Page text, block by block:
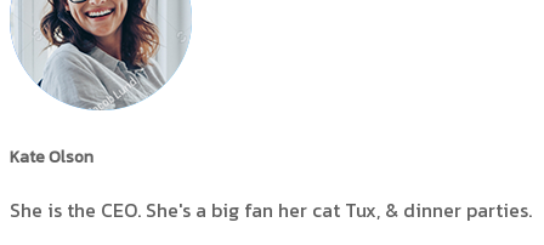
Kate Olson
She is the CEO. She's a big fan her cat Tux, & dinner parties.